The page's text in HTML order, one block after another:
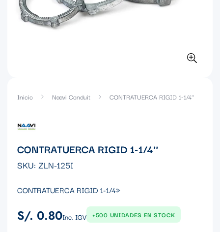
Inicio Naavi Conduit CONTRATUERCA RIGID 1-1/4''
CONTRATUERCA RIGID 1-1/4''
SKU: ZLN-125I
CONTRATUERCA RIGID 1-1/4»
Precio
S/. 0.80Inc. IGV +500 UNIDADES EN STOCK